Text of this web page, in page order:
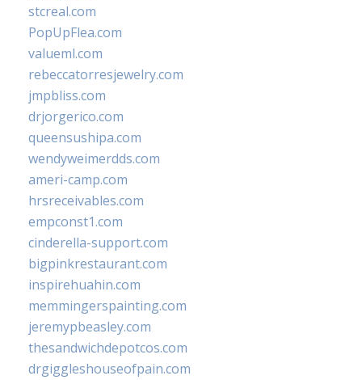
stcreal.com
PopUpFlea.com
valueml.com
rebeccatorresjewelry.com
jmpbliss.com
drjorgerico.com
queensushipa.com
wendyweimerdds.com
ameri-camp.com
hrsreceivables.com
empconst1.com
cinderella-support.com
bigpinkrestaurant.com
inspirehuahin.com
memmingerspainting.com
jeremypbeasley.com
thesandwichdepotcos.com
drgiggleshouseofpain.com